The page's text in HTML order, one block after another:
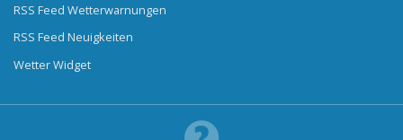
RSS Feed Wetterwarnungen
RSS Feed Neuigkeiten
Wetter Widget